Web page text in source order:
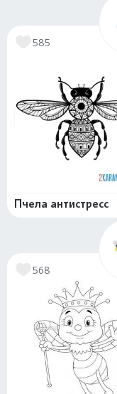
585
Пчела антистресс
568